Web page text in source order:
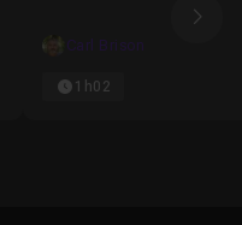
Carl Brison
1h02